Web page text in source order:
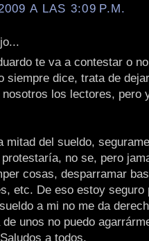
A LAS 3:09 P.M.
te va a contestar o
siempre dice, trata de
los lectores, pero
mitad del sueldo,
no se, pero
cosas, desparramar
etc. De eso estoy seguro
a mi no me da
unos no puedo
a todos.